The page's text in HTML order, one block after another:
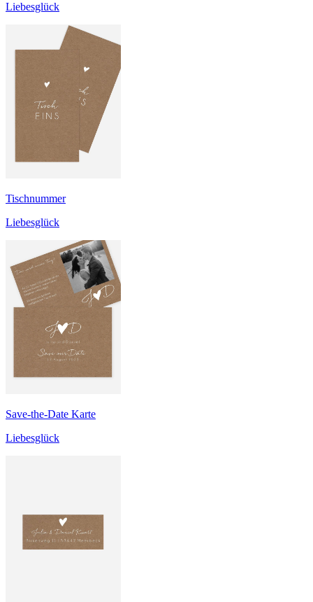
Liebesglück
Tischnummer
Liebesglück
Save-the-Date Karte
Liebesglück